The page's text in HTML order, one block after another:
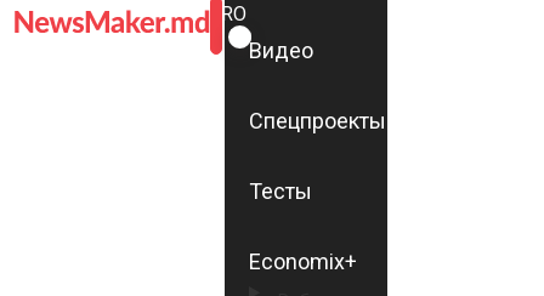
ROMÂNĂ
RU
Видео
Спецпроекты
Тесты
Economix+